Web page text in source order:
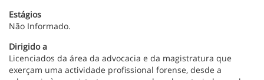
Estágios
Não Informado.
Dirigido a
Licenciados da área da advocacia e da magistratura que
exerçam uma actividade profissional forense, desde a